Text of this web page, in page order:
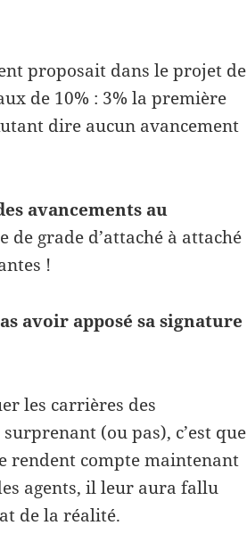
proposait dans le projet de
de 10% : 3% la première
dire aucun avancement
avancements au
de grade d’attaché à attaché
!
avoir apposé sa signature
les carrières des
(ou pas), c’est que
rendent compte maintenant
agents, il leur aura fallu
de la réalité.